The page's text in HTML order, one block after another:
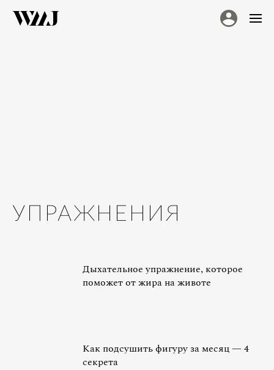
УПРАЖНЕНИЯ
Дыхательное упражнение, которое
поможет от жира на животе
Как подсушить фигуру за месяц — 4
секрета